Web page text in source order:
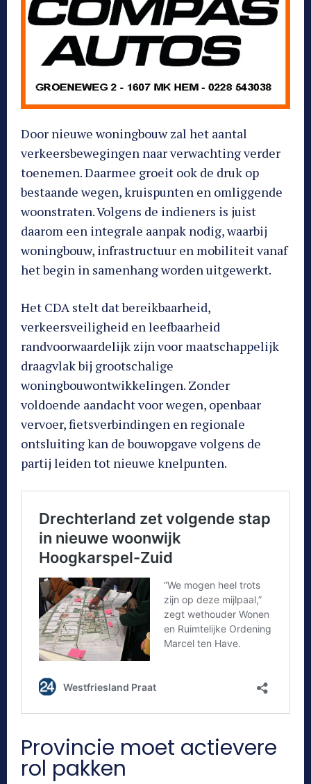
Door nieuwe woningbouw zal het aantal
verkeersbewegingen naar verwachting verder
toenemen. Daarmee groeit ook de druk op
bestaande wegen, kruispunten en omliggende
woonstraten. Volgens de indieners is juist
daarom een integrale aanpak nodig, waarbij
woningbouw, infrastructuur en mobiliteit vanaf
het begin in samenhang worden uitgewerkt.
Het CDA stelt dat bereikbaarheid,
verkeersveiligheid en leefbaarheid
randvoorwaardelijk zijn voor maatschappelijk
draagvlak bij grootschalige
woningbouwontwikkelingen. Zonder
voldoende aandacht voor wegen, openbaar
vervoer, fietsverbindingen en regionale
ontsluiting kan de bouwopgave volgens de
partij leiden tot nieuwe knelpunten.
Provincie moet actievere
rol pakken